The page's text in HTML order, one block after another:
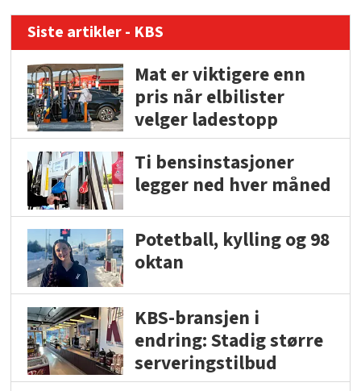
Siste artikler - KBS
Mat er viktigere enn
pris når elbilister
velger ladestopp
Ti bensinstasjoner
legger ned hver måned
Potetball, kylling og 98
oktan
KBS-bransjen i
endring: Stadig større
serveringstilbud